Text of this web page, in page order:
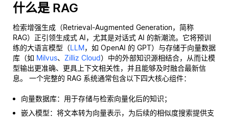
什么是 RAG
检索增强生成（Retrieval-Augmented Generation，简称
RAG）正引领生成式 AI，尤其是对话式 AI 的新潮流。它将预训
练的大语言模型（LLM，如 OpenAI 的 GPT）与存储于向量数据
库（如 Milvus、 Zilliz Cloud）中的外部知识源相结合，从而让模
型输出更准确、更具上下文相关性，并且能够及时融合最新信
息。 一个完整的 RAG 系统通常包含以下四大核心组件：
向量数据库：用于存储与检索向量化后的知识；
嵌入模型：将文本转为向量表示，为后续的相似度搜索提供支